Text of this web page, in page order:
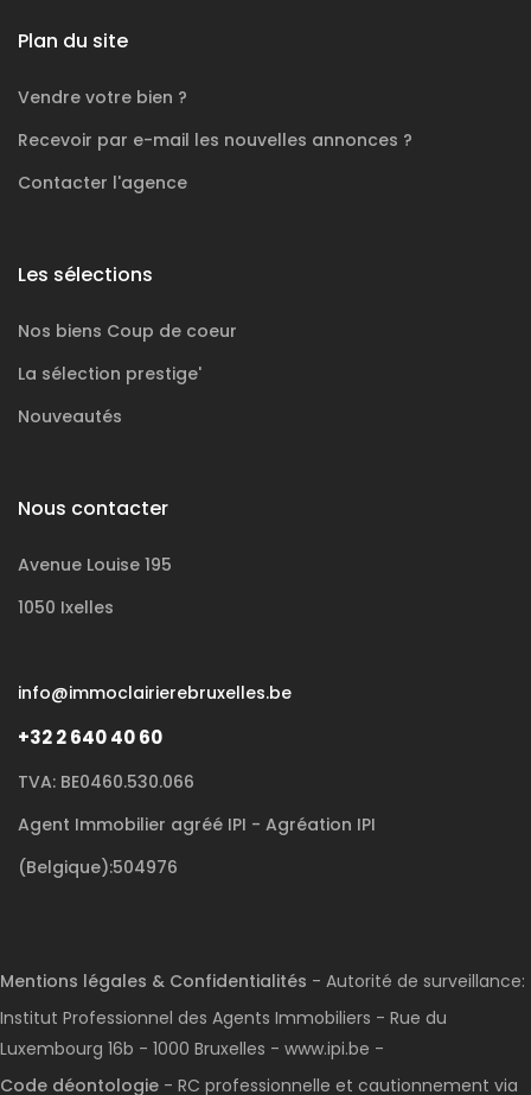
Plan du site
Vendre votre bien ?
Recevoir par e-mail les nouvelles annonces ?
Contacter l'agence
Les sélections
Nos biens Coup de coeur
La sélection prestige'
Nouveautés
Nous contacter
Avenue Louise 195
1050 Ixelles
info@immoclairierebruxelles.be
+32 2 640 40 60
TVA: BE0460.530.066
Agent Immobilier agréé IPI - Agréation IPI
(Belgique):504976
Mentions légales & Confidentialités - Autorité de surveillance:
Institut Professionnel des Agents Immobiliers - Rue du
Luxembourg 16b - 1000 Bruxelles - www.ipi.be -
Code déontologie - RC professionnelle et cautionnement via